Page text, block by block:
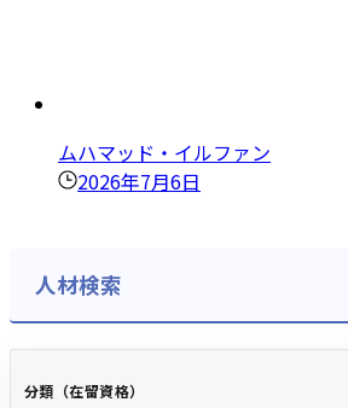
ムハマッド・イルファン
2026年7月6日
人材検索
分類（在留資格）